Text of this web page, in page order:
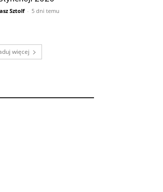
Sztolf - 5 dni temu
więcej